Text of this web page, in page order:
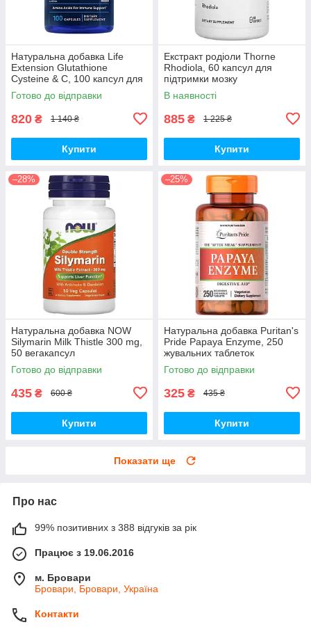
Натуральна добавка Life
Extension Glutathione
Cysteine & C, 100 капсул для
підтримки імунної системи
Готово до відправки
820 ₴ 1 140 ₴
Купити
Екстракт родіоли Thorne
Rhodiola, 60 капсул для
підтримки мозку
В наявності
885 ₴ 1 225 ₴
Купити
–28%
Натуральна добавка NOW
Silymarin Milk Thistle 300 mg,
50 вегакапсул
Готово до відправки
435 ₴ 600 ₴
Купити
–25%
Натуральна добавка Puritan's
Pride Papaya Enzyme, 250
жувальних таблеток
Готово до відправки
325 ₴ 435 ₴
Купити
Показати ще
Про нас
99% позитивних з 388 відгуків за рік
Працює з 19.06.2016
м. Бровари
Бровари, Бровари, Україна
Контакти